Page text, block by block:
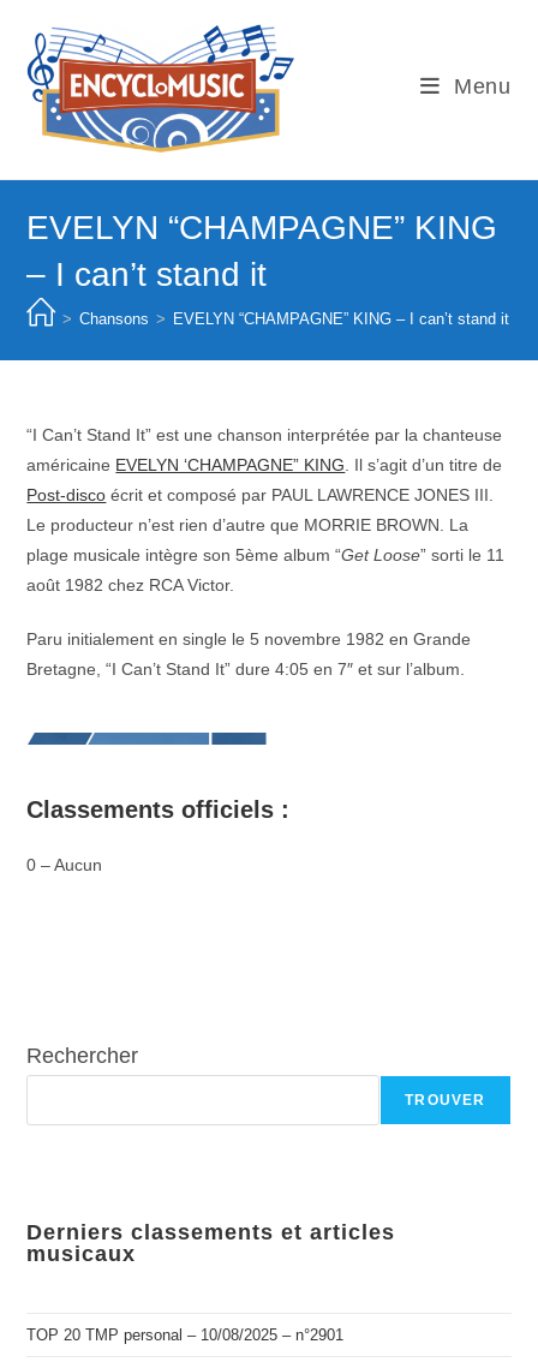
content
Menu
EVELYN “CHAMPAGNE” KING
– I can’t stand it
> Chansons > EVELYN “CHAMPAGNE” KING – I can’t stand it
“I Can’t Stand It” est une chanson interprétée par la chanteuse
américaine EVELYN ‘CHAMPAGNE” KING . Il s’agit d’un titre de
Post-disco écrit et composé par PAUL LAWRENCE JONES III.
Le producteur n’est rien d’autre que MORRIE BROWN. La
plage musicale intègre son 5ème album “Get Loose” sorti le 11
août 1982 chez RCA Victor.
Paru initialement en single le 5 novembre 1982 en Grande
Bretagne, “I Can’t Stand It” dure 4:05 en 7″ et sur l’album.
Classements officiels :
0 – Aucun
Rechercher
TROUVER
Derniers classements et articles
musicaux
TOP 20 TMP personal – 10/08/2025 – n°2901